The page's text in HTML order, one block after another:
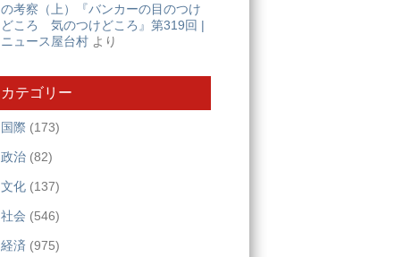
の考察（上）『バンカーの目のつけ
どころ 気のつけどころ』第319回 |
ニュース屋台村 より
カテゴリー
国際 (173)
政治 (82)
文化 (137)
社会 (546)
経済 (975)